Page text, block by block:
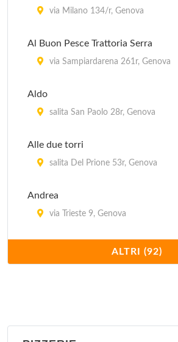
via Milano 134/r, Genova
Al Buon Pesce Trattoria Serra
via Sampiardarena 261r, Genova
Aldo
salita San Paolo 28r, Genova
Alle due torri
salita Del Prione 53r, Genova
Andrea
via Trieste 9, Genova
Antica Hostaria Pacetti
vico Borgo Incrociati 22 r, Genova
ALTRI (92)